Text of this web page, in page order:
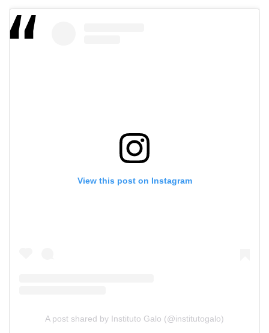
View this post on Instagram
A post shared by Instituto Galo (@institutogalo)